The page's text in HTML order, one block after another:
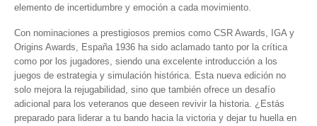
elemento de incertidumbre y emoción a cada movimiento.
Con nominaciones a prestigiosos premios como CSR Awards, IGA y
Origins Awards, España 1936 ha sido aclamado tanto por la crítica
como por los jugadores, siendo una excelente introducción a los
juegos de estrategia y simulación histórica. Esta nueva edición no
solo mejora la rejugabilidad, sino que también ofrece un desafío
adicional para los veteranos que deseen revivir la historia. ¿Estás
preparado para liderar a tu bando hacia la victoria y dejar tu huella en